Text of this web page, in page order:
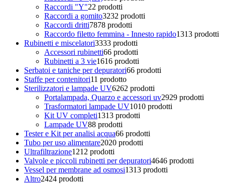
Raccordi "Y"22 prodotti
Raccordi a gomito3232 prodotti
Raccordi dritti7878 prodotti
Raccordo filetto femmina - Innesto rapido1313 prodotti
Rubinetti e miscelatori3333 prodotti
Accessori rubinetti66 prodotti
Rubinetti a 3 vie1616 prodotti
Serbatoi e taniche per depuratori66 prodotti
Staffe per contenitori11 prodotto
Sterilizzatori e lampade UV6262 prodotti
Portalampada, Quarzo e accessori uv2929 prodotti
Trasformatori lampade UV1010 prodotti
Kit UV completi1313 prodotti
Lampade UV88 prodotti
Tester e Kit per analisi acqua66 prodotti
Tubo per uso alimentare2020 prodotti
Ultrafiltrazione1212 prodotti
Valvole e piccoli rubinetti per depuratori4646 prodotti
Vessel per membrane ad osmosi1313 prodotti
Altro2424 prodotti